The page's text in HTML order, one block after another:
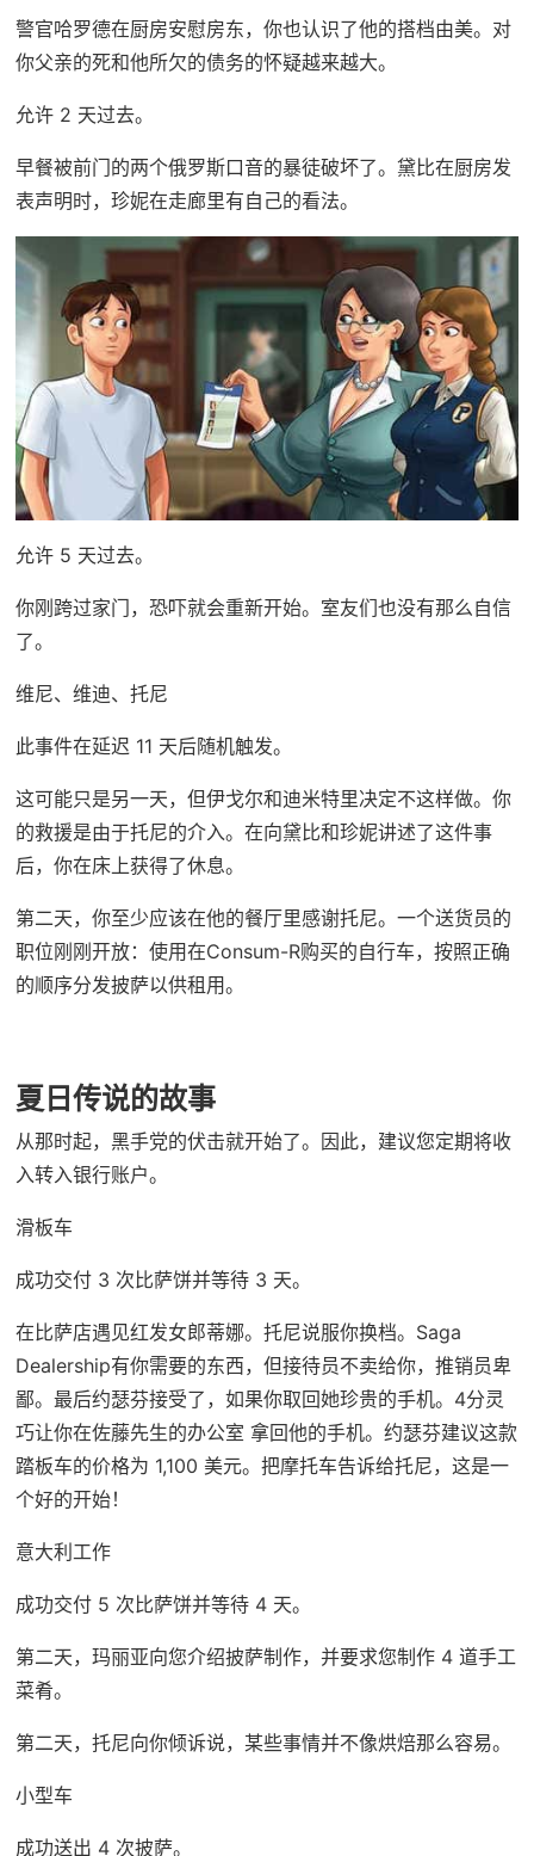
警官哈罗德在厨房安慰房东，你也认识了他的搭档由美。对
你父亲的死和他所欠的债务的怀疑越来越大。
允许 2 天过去。
早餐被前门的两个俄罗斯口音的暴徒破坏了。黛比在厨房发
表声明时，珍妮在走廊里有自己的看法。
允许 5 天过去。
你刚跨过家门，恐吓就会重新开始。室友们也没有那么自信
了。
维尼、维迪、托尼
此事件在延迟 11 天后随机触发。
这可能只是另一天，但伊戈尔和迪米特里决定不这样做。你
的救援是由于托尼的介入。在向黛比和珍妮讲述了这件事
后，你在床上获得了休息。
第二天，你至少应该在他的餐厅里感谢托尼。一个送货员的
职位刚刚开放：使用在Consum-R购买的自行车，按照正确
的顺序分发披萨以供租用。
夏日传说的故事
从那时起，黑手党的伏击就开始了。因此，建议您定期将收
入转入银行账户。
滑板车
成功交付 3 次比萨饼并等待 3 天。
在比萨店遇见红发女郎蒂娜。托尼说服你换档。Saga
Dealership有你需要的东西，但接待员不卖给你，推销员卑
鄙。最后约瑟芬接受了，如果你取回她珍贵的手机。4分灵
巧让你在佐藤先生的办公室 拿回他的手机。约瑟芬建议这款
踏板车的价格为 1,100 美元。把摩托车告诉给托尼，这是一
个好的开始！
意大利工作
成功交付 5 次比萨饼并等待 4 天。
第二天，玛丽亚向您介绍披萨制作，并要求您制作 4 道手工
菜肴。
第二天，托尼向你倾诉说，某些事情并不像烘焙那么容易。
小型车
成功送出 4 次披萨。